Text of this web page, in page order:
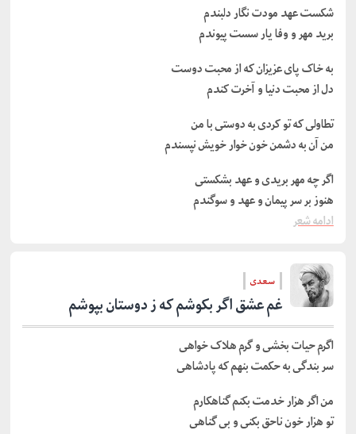
شکست عهد مودت نگار دلبندم
برید مهر و وفا یار سست پیوندم
به خاک پای عزیزان که از محبت دوست
دل از محبت دنیا و آخرت کندم
تطاولی که تو کردی به دوستی با من
من آن به دشمن خون خوار خویش نپسندم
اگر چه مهر بریدی و عهد بشکستی
هنوز بر سر پیمان و عهد و سوگندم
ادامه شعر
سعدی
غم عشق اگر بکوشم که ز دوستان بپوشم
اگرم حیات بخشی و گرم هلاک خواهی
سر بندگی به حکمت بنهم که پادشاهی
من اگر هزار خدمت بکنم گناهکارم
تو هزار خون ناحق بکنی و بی گناهی